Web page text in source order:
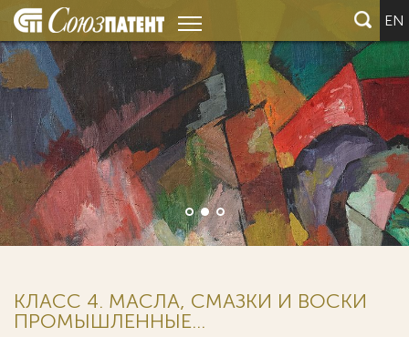
EN
КЛАСС 4. МАСЛА, СМАЗКИ И ВОСКИ
ПРОМЫШЛЕННЫЕ...